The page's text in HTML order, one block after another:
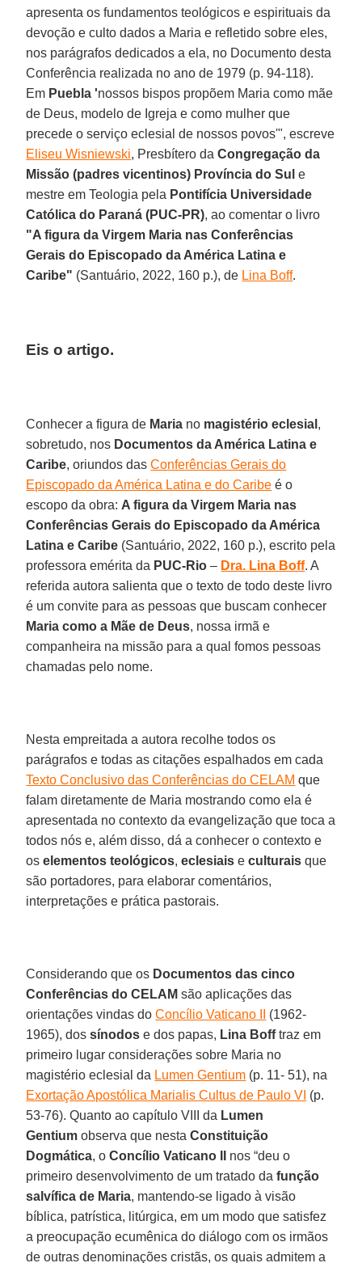
apresenta os fundamentos teológicos e espirituais da
devoção e culto dados a Maria e refletido sobre eles,
nos parágrafos dedicados a ela, no Documento desta
Conferência realizada no ano de 1979 (p. 94-118).
Em Puebla 'nossos bispos propõem Maria como mãe
de Deus, modelo de Igreja e como mulher que
precede o serviço eclesial de nossos povos'", escreve
Eliseu Wisniewski, Presbítero daCongregação da
Missão (padres vicentinos) Província do Sul e
mestre em Teologia pela Pontifícia Universidade
Católica do Paraná (PUC-PR), ao comentar o livro
"A figura da Virgem Maria nas Conferências
Gerais do Episcopado da América Latina e
Caribe" (Santuário, 2022, 160 p.), de Lina Boff.
Eis o artigo.
Conhecer a figura de Maria no magistério eclesial ,
sobretudo, nos Documentos da América Latina e
Caribe, oriundos dasConferências Gerais do
Episcopado da América Latina e do Caribe é o
escopo da obra: A figura da Virgem Maria nas
Conferências Gerais do Episcopado da América
Latina e Caribe (Santuário, 2022, 160 p.), escrito pela
professora emérita da PUC-Rio– Dra. Lina Boff. A
referida autora salienta que o texto de todo deste livro
é um convite para as pessoas que buscam conhecer
Maria como a Mãe de Deus, nossa irmã e
companheira na missão para a qual fomos pessoas
chamadas pelo nome.
Nesta empreitada a autora recolhe todos os
parágrafos e todas as citações espalhados em cada
Texto Conclusivo das Conferências do CELAM que
falam diretamente de Maria mostrando como ela é
apresentada no contexto da evangelização que toca a
todos nós e, além disso, dá a conhecer o contexto e
os elementos teológicos, eclesiaise culturais que
são portadores, para elaborar comentários,
interpretações e prática pastorais.
Considerando que os Documentos das cinco
Conferências do CELAM são aplicações das
orientações vindas doConcílio Vaticano II
(1962-
1965), dossínodos e dos papas, Lina Bofftraz em
primeiro lugar considerações sobre Maria no
magistério eclesial da Lumen Gentium (p. 11- 51), na
Exortação Apostólica Marialis Cultus de Paulo VI (p.
53-76). Quanto ao capítulo VIII da Lumen
Gentium observa que nestaConstituição
Dogmática, oConcílio Vaticano II
nos “deu o
primeiro desenvolvimento de um tratado da função
salvífica de Maria, mantendo-se ligado à visão
bíblica, patrística, litúrgica, em um modo que satisfez
a preocupação ecumênica do diálogo com os irmãos
de outras denominações cristãs, os quais admitem a